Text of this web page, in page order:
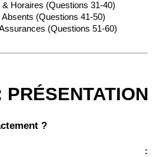
Horaires (Questions 31-40)
Absents (Questions 41-50)
(Questions 51-60)
?
: